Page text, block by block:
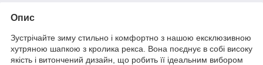
Опис
Зустрічайте зиму стильно і комфортно з нашою ексклюзивною
хутряною шапкою з кролика рекса. Вона поєднує в собі високу
якість і витончений дизайн, що робить її ідеальним вибором